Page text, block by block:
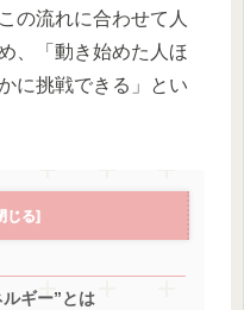
の流れに合わせて人
、「動き始めた人ほ
に挑戦できる」とい
ギー”とは